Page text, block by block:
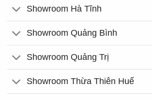
Showroom Hà Tĩnh
Showroom Quảng Bình
Showroom Quảng Trị
Showroom Thừa Thiên Huế